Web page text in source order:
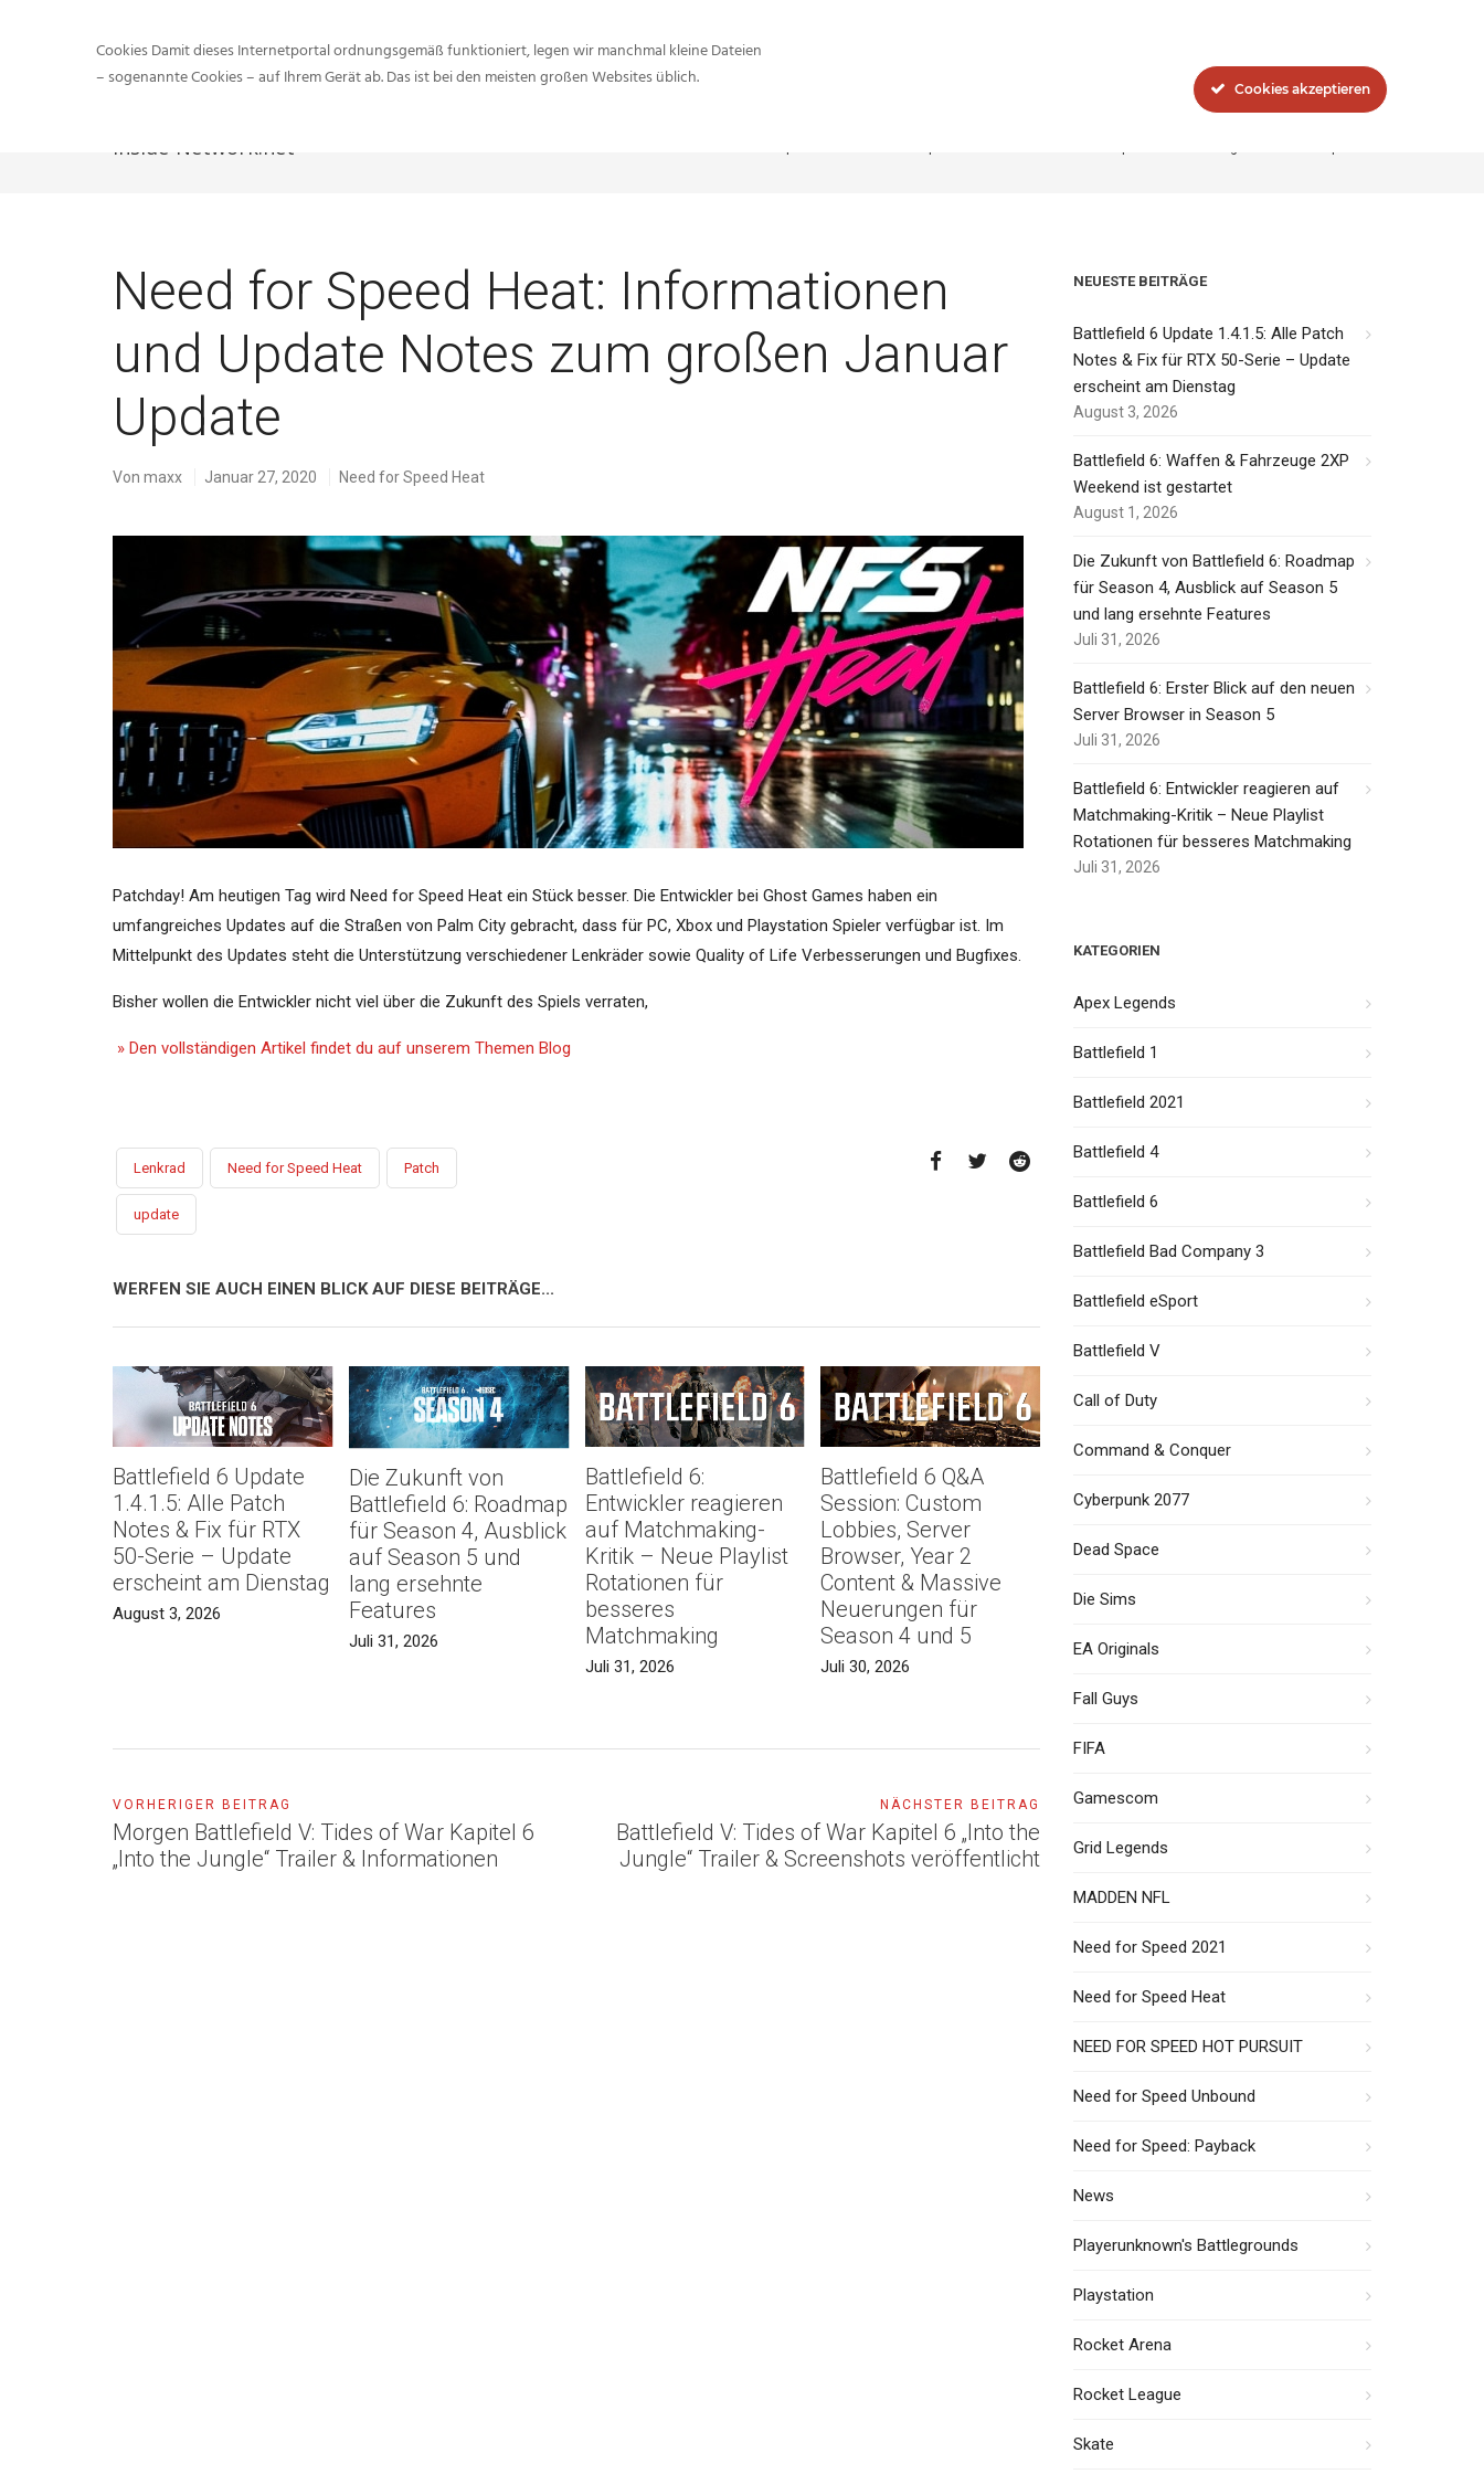
Inside-Network.net
Need for Speed Heat: Informationen
und Update Notes zum großen Januar
Update
Von maxx Januar 27, 2020 Need for Speed Heat
Patchday! Am heutigen Tag wird Need for Speed Heat ein Stück besser. Die Entwickler bei Ghost Games haben ein
umfangreiches Updates auf die Straßen von Palm City gebracht, dass für PC, Xbox und Playstation Spieler verfügbar ist. Im
Mittelpunkt des Updates steht die Unterstützung verschiedener Lenkräder sowie Quality of Life Verbesserungen und Bugfixes.
Bisher wollen die Entwickler nicht viel über die Zukunft des Spiels verraten,
» Den vollständigen Artikel findet du auf unserem Themen Blog
Lenkrad Need for Speed Heat Patch
update
WERFEN SIE AUCH EINEN BLICK AUF DIESE BEITRÄGE...
Battlefield 6 Update
1.4.1.5: Alle Patch
Notes & Fix für RTX
50-Serie – Update
erscheint am Dienstag
August 3, 2026
Die Zukunft von
Battlefield 6: Roadmap
für Season 4, Ausblick
auf Season 5 und
lang ersehnte
Features
Juli 31, 2026
Battlefield 6:
Entwickler reagieren
auf Matchmaking-
Kritik – Neue Playlist
Rotationen für
besseres
Matchmaking
Juli 31, 2026
Battlefield 6 Q&A
Session: Custom
Lobbies, Server
Browser, Year 2
Content & Massive
Neuerungen für
Season 4 und 5
Juli 30, 2026
VORHERIGER BEITRAG
Morgen Battlefield V: Tides of War Kapitel 6
„Into the Jungle“ Trailer & Informationen
NÄCHSTER BEITRAG
Battlefield V: Tides of War Kapitel 6 „Into the
Jungle“ Trailer & Screenshots veröffentlicht
NEUESTE BEITRÄGE
Battlefield 6 Update 1.4.1.5: Alle Patch
Notes & Fix für RTX 50-Serie – Update
erscheint am Dienstag
August 3, 2026
Battlefield 6: Waffen & Fahrzeuge 2XP
Weekend ist gestartet
August 1, 2026
Die Zukunft von Battlefield 6: Roadmap
für Season 4, Ausblick auf Season 5
und lang ersehnte Features
Juli 31, 2026
Battlefield 6: Erster Blick auf den neuen
Server Browser in Season 5
Juli 31, 2026
Battlefield 6: Entwickler reagieren auf
Matchmaking-Kritik – Neue Playlist
Rotationen für besseres Matchmaking
Juli 31, 2026
KATEGORIEN
Apex Legends
Battlefield 1
Battlefield 2021
Battlefield 4
Battlefield 6
Battlefield Bad Company 3
Battlefield eSport
Battlefield V
Call of Duty
Command & Conquer
Cyberpunk 2077
Dead Space
Die Sims
EA Originals
Fall Guys
FIFA
Gamescom
Grid Legends
MADDEN NFL
Need for Speed 2021
Need for Speed Heat
NEED FOR SPEED HOT PURSUIT
Need for Speed Unbound
Need for Speed: Payback
News
Playerunknown's Battlegrounds
Playstation
Rocket Arena
Rocket League
Skate
Cookies Damit dieses Internetportal ordnungsgemäß funktioniert, legen wir manchmal kleine Dateien
– sogenannte Cookies – auf Ihrem Gerät ab. Das ist bei den meisten großen Websites üblich.
Cookies akzeptieren